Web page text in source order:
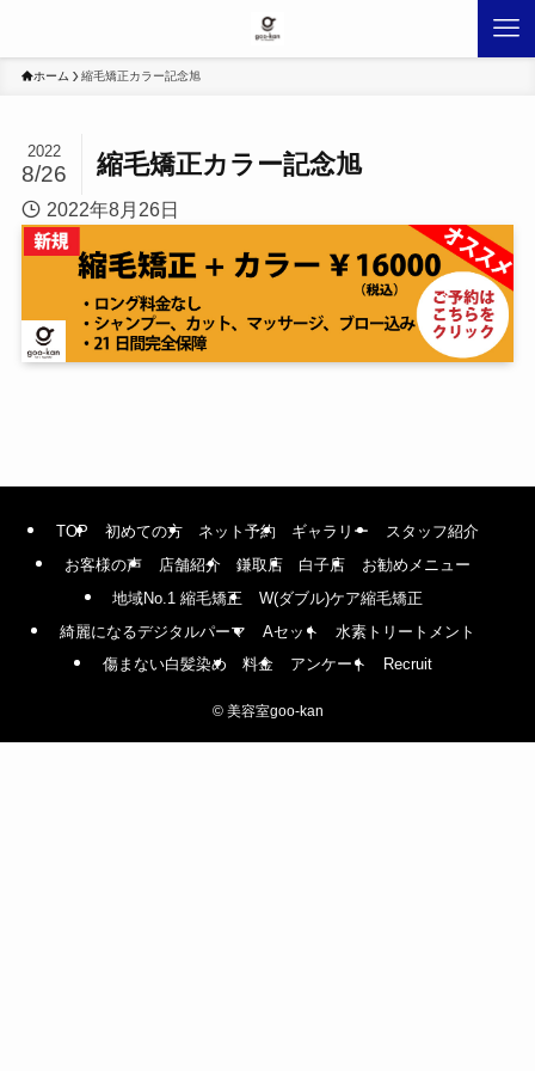
ホーム 縮毛矯正カラー記念旭
縮毛矯正カラー記念旭
2022
8/26
2022年8月26日
TOP 初めての方 ネット予約 ギャラリー
スタッフ紹介
お客様の声
店舗紹介 鎌取店 白子店
お勧めメニュー
地域No.1 縮毛矯正
W(ダブル)ケア縮毛矯正
綺麗になるデジタルパーマ
Aセット
水素トリートメント
傷まない白髪染め
料金 アンケート Recruit
©美容室goo-kan